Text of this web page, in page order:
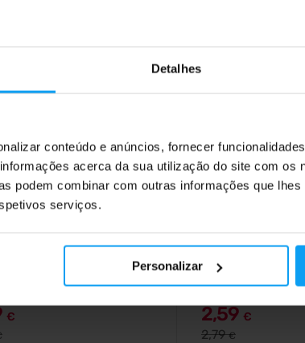
Detalhes
conteúdo e anúncios, fornecer
acerca da sua utilização do site com os
podem combinar com outras informações que
serviços.
Personalizar
carnitina enriquecida com
€
ligeiramente
com magnésio e
2,59 €
2,79€